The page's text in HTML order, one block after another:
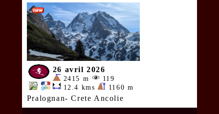
26 avril 2026
2415 m
119
12.4 kms
1160 m
Pralognan- Crete Ancolie